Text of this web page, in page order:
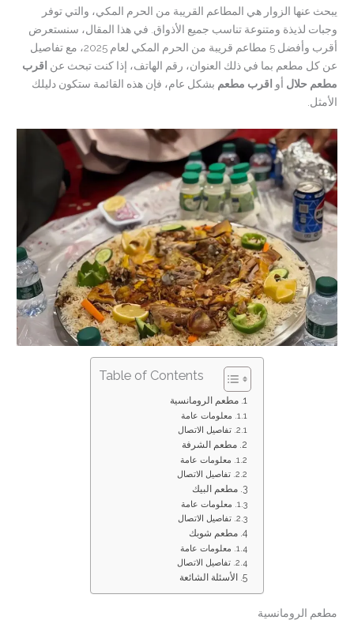
يبحث عنها الزوار هي المطاعم القريبة من الحرم المكي، والتي توفر
وجبات لذيذة ومتنوعة تناسب جميع الأذواق. في هذا المقال، سنستعرض
أقرب وأفضل 5 مطاعم قريبة من الحرم المكي لعام 2025، مع تفاصيل
عن كل مطعم بما في ذلك العنوان، رقم الهاتف، إذا كنت تبحث عن اقرب
مطعم حلال أو اقرب مطعم بشكل عام، فإن هذه القائمة ستكون دليلك
الأمثل.
Table of Contents
مطعم الرومانسية
معلومات عامة
تفاصيل الاتصال
مطعم الشرفة
معلومات عامة
تفاصيل الاتصال
مطعم البيك
معلومات عامة
تفاصيل الاتصال
مطعم شوبك
معلومات عامة
تفاصيل الاتصال
الأسئلة الشائعة
مطعم الرومانسية